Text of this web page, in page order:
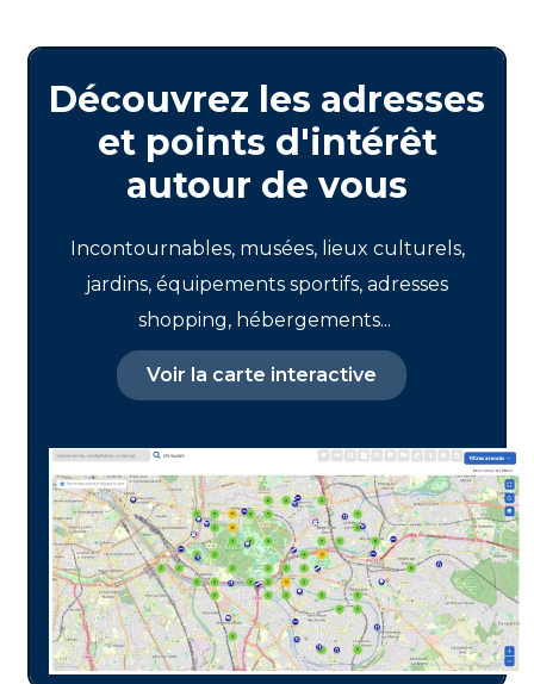
Découvrez les adresses
et points d'intérêt
autour de vous
Incontournables, musées, lieux culturels,
jardins, équipements sportifs, adresses
shopping, hébergements...
Voir la carte interactive